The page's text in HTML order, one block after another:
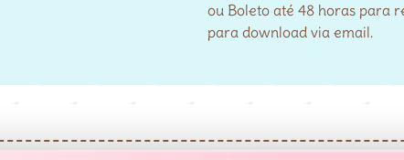
ou Boleto até 48 horas para
para download via email.